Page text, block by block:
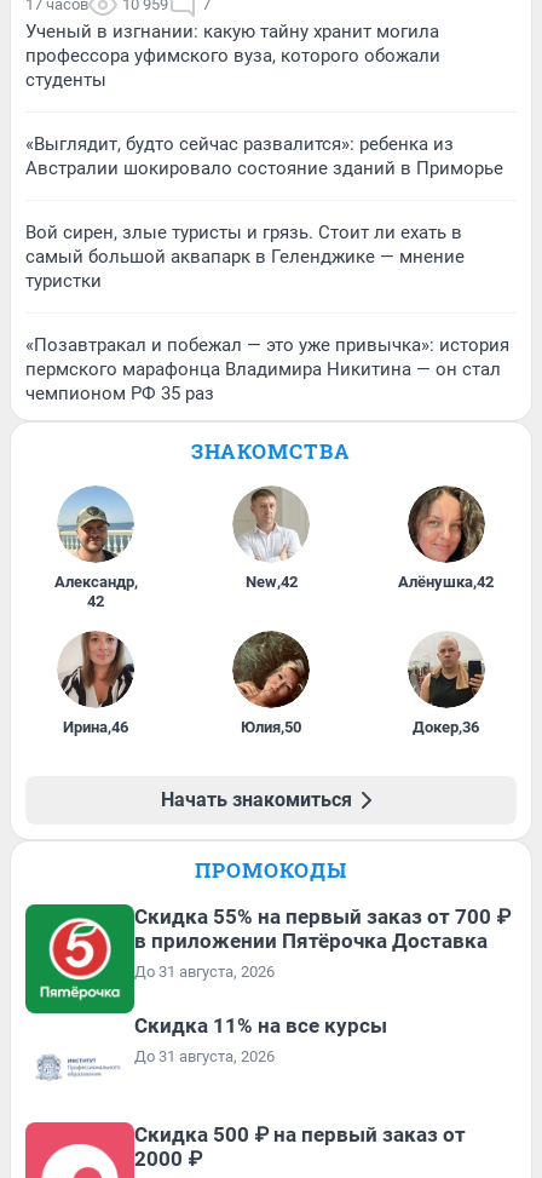
17 часов 10 959 7
Ученый в изгнании: какую тайну хранит могила
профессора уфимского вуза, которого обожали
студенты
«Выглядит, будто сейчас развалится»: ребенка из
Австралии шокировало состояние зданий в Приморье
Вой сирен, злые туристы и грязь. Стоит ли ехать в
самый большой аквапарк в Геленджике — мнение
туристки
«Позавтракал и побежал — это уже привычка»: история
пермского марафонца Владимира Никитина — он стал
чемпионом РФ 35 раз
ЗНАКОМСТВА
Александр,
42
New,42 Алёнушка,42
Ирина,46 Юлия,50 Докер,36
Начать знакомиться
ПРОМОКОДЫ
Скидка 55% на первый заказ от 700 ₽
в приложении Пятёрочка Доставка
До 31 августа, 2026
Скидка 11% на все курсы
До 31 августа, 2026
Скидка 500 ₽ на первый заказ от
2000 ₽